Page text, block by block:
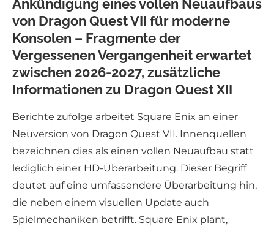
Ankündigung eines vollen Neuaufbaus
von Dragon Quest VII für moderne
Konsolen – Fragmente der
Vergessenen Vergangenheit erwartet
zwischen 2026-2027, zusätzliche
Informationen zu Dragon Quest XII
Berichte zufolge arbeitet Square Enix an einer
Neuversion von Dragon Quest VII. Innenquellen
bezeichnen dies als einen vollen Neuaufbau statt
lediglich einer HD-Überarbeitung. Dieser Begriff
deutet auf eine umfassendere Überarbeitung hin,
die neben einem visuellen Update auch
Spielmechaniken betrifft. Square Enix plant,